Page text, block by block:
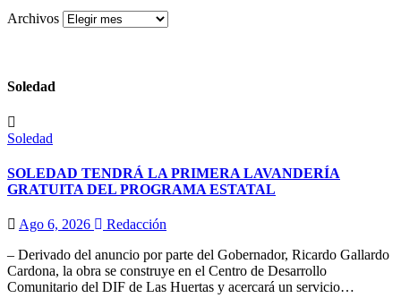
Archivos
Soledad
Soledad
SOLEDAD TENDRÁ LA PRIMERA LAVANDERÍA
GRATUITA DEL PROGRAMA ESTATAL
Ago 6, 2026
Redacción
– Derivado del anuncio por parte del Gobernador, Ricardo Gallardo
Cardona, la obra se construye en el Centro de Desarrollo
Comunitario del DIF de Las Huertas y acercará un servicio…